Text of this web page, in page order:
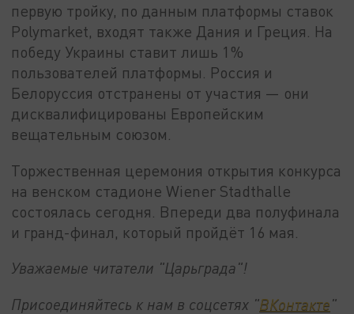
первую тройку, по данным платформы ставок
Polymarket, входят также Дания и Греция. На
победу Украины ставит лишь 1%
пользователей платформы. Россия и
Белоруссия отстранены от участия — они
дисквалифицированы Европейским
вещательным союзом.
Торжественная церемония открытия конкурса
на венском стадионе Wiener Stadthalle
состоялась сегодня. Впереди два полуфинала
и гранд-финал, который пройдёт 16 мая.
Уважаемые читатели "Царьграда"!
Присоединяйтесь к нам в соцсетях "ВКонтакте"